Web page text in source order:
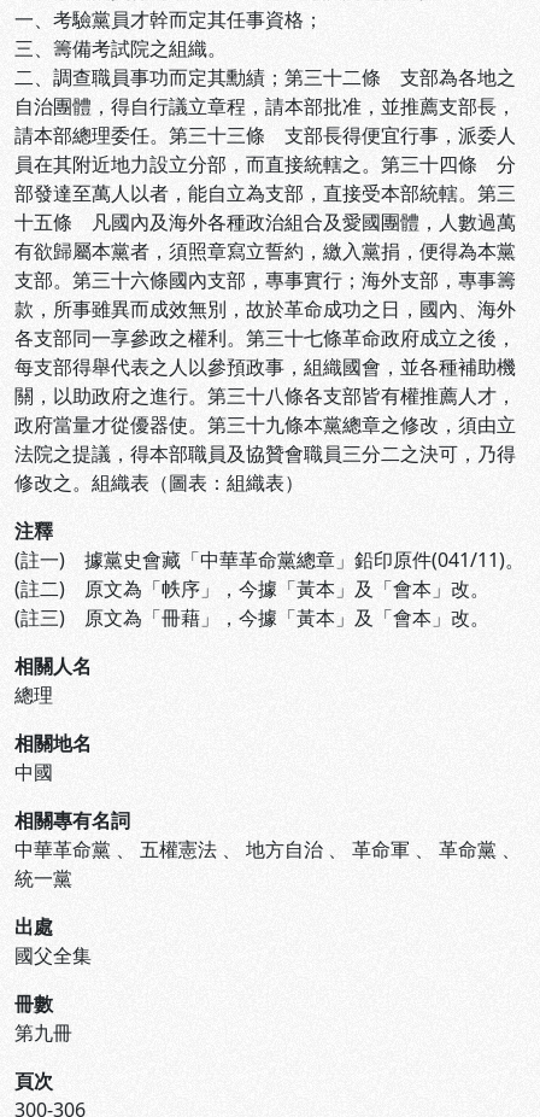
一、考驗黨員才幹而定其任事資格；
三、籌備考試院之組織。
二、調查職員事功而定其勳績；第三十二條 支部為各地之
自治團體，得自行議立章程，請本部批准，並推薦支部長，
請本部總理委任。第三十三條 支部長得便宜行事，派委人
員在其附近地力設立分部，而直接統轄之。第三十四條 分
部發達至萬人以者，能自立為支部，直接受本部統轄。第三
十五條 凡國內及海外各種政治組合及愛國團體，人數過萬
有欲歸屬本黨者，須照章寫立誓約，繳入黨捐，便得為本黨
支部。第三十六條國內支部，專事實行；海外支部，專事籌
款，所事雖異而成效無別，故於革命成功之日，國內、海外
各支部同一享參政之權利。第三十七條革命政府成立之後，
每支部得舉代表之人以參預政事，組織國會，並各種補助機
關，以助政府之進行。第三十八條各支部皆有權推薦人才，
政府當量才從優器使。第三十九條本黨總章之修改，須由立
法院之提議，得本部職員及協贊會職員三分二之決可，乃得
修改之。組織表（圖表：組織表）
注釋
(註一) 據黨史會藏「中華革命黨總章」鉛印原件(041/11)。
(註二) 原文為「帙序」，今據「黃本」及「會本」改。
(註三) 原文為「冊藉」，今據「黃本」及「會本」改。
相關人名
總理
相關地名
中國
相關專有名詞
中華革命黨 、 五權憲法 、 地方自治 、 革命軍 、 革命黨 、
統一黨
出處
國父全集
冊數
第九冊
頁次
300-306